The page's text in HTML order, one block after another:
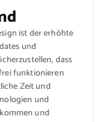
ist der erhöhte
und
dass
funktionieren
Zeit und
und
und